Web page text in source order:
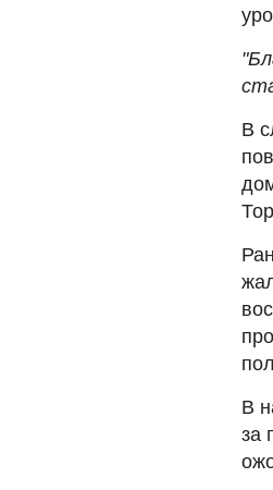
В
В
за